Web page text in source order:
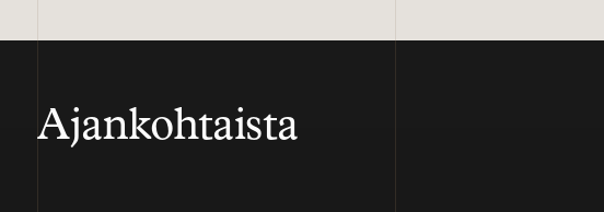
Ajankohtaista